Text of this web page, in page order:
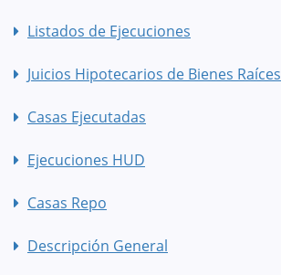
Listados de Ejecuciones
Juicios Hipotecarios de Bienes Raíces
Casas Ejecutadas
Ejecuciones HUD
Casas Repo
Descripción General